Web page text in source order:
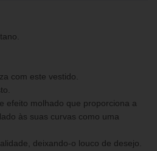
com este vestido.
efeito molhado que proporciona a
às suas curvas como uma
deixando-o louco de desejo.